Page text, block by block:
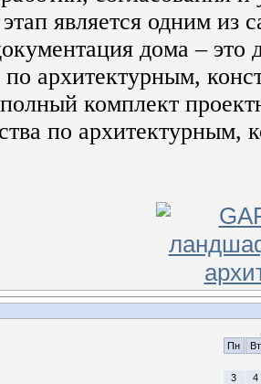
является одним из
дома –
по архитектурным,
комплект
по
Пн
Вт
3 4